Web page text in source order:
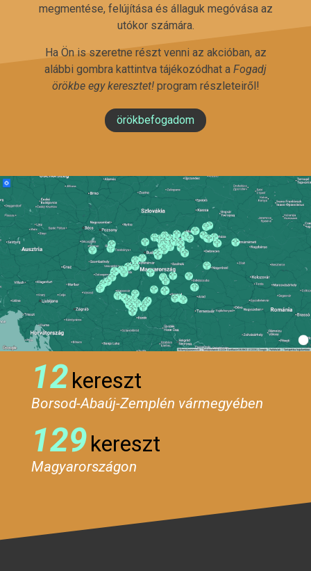
megmentése, felújítása és állaguk megóvása az
utókor számára.
Ha Ön is szeretne részt venni az akcióban, az
alábbi gombra kattintva tájékozódhat a Fogadj
örökbe egy keresztet!program részleteiről!
örökbefogadom
12kereszt
Borsod-Abaúj-Zemplén vármegyében
129kereszt
Magyarországon